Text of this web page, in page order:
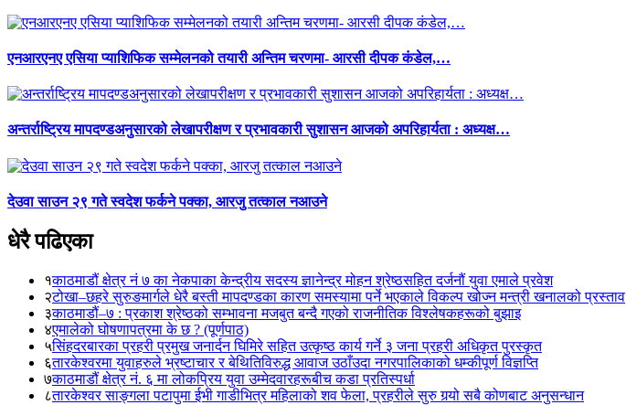
एनआरएनए एसिया प्याशिफिक सम्मेलनको तयारी अन्तिम चरणमा- आरसी दीपक कंडेल,…
अन्तर्राष्ट्रिय मापदण्डअनुसारको लेखापरीक्षण र प्रभावकारी सुशासन आजको अपरिहार्यता : अध्यक्ष…
देउवा साउन २९ गते स्वदेश फर्कने पक्का, आरजु तत्काल नआउने
धेरै पढिएका
१काठमाडौं क्षेत्र नं ७ का नेकपाका केन्द्रीय सदस्य ज्ञानेन्द्र मोहन श्रेष्ठसहित दर्जनौं युवा एमाले प्रवेश
२टोखा–छहरे सुरुङमार्गले धेरै बस्ती मापदण्डका कारण समस्यामा पर्ने भएकाले विकल्प खोज्न मन्त्री खनालको प्रस्ताव
३काठमाडौं–७ : प्रकाश श्रेष्ठको सम्भावना मजबुत बन्दै गएको राजनीतिक विश्लेषकहरूको बुझाइ
४एमालेको घोषणापत्रमा के छ ? (पूर्णपाठ)
५सिंहदरबारका प्रहरी प्रमुख जनार्दन घिमिरे सहित उत्कृष्ठ कार्य गर्ने ३ जना प्रहरी अधिकृत पुरस्कृत
६तारकेश्वरमा युवाहरुले भ्रष्टाचार र बेथितिविरुद्ध आवाज उठाँउदा नगरपालिकाको धम्कीपूर्ण विज्ञप्ति
७काठमाडौं क्षेत्र नं. ६ मा लोकप्रिय युवा उम्मेदवारहरूबीच कडा प्रतिस्पर्धा
८तारकेश्वर साङ्गला पटापुमा ईभी गाडीभित्र महिलाको शव फेला, प्रहरीले सुरु गर्‍यो सबै कोणबाट अनुसन्धान